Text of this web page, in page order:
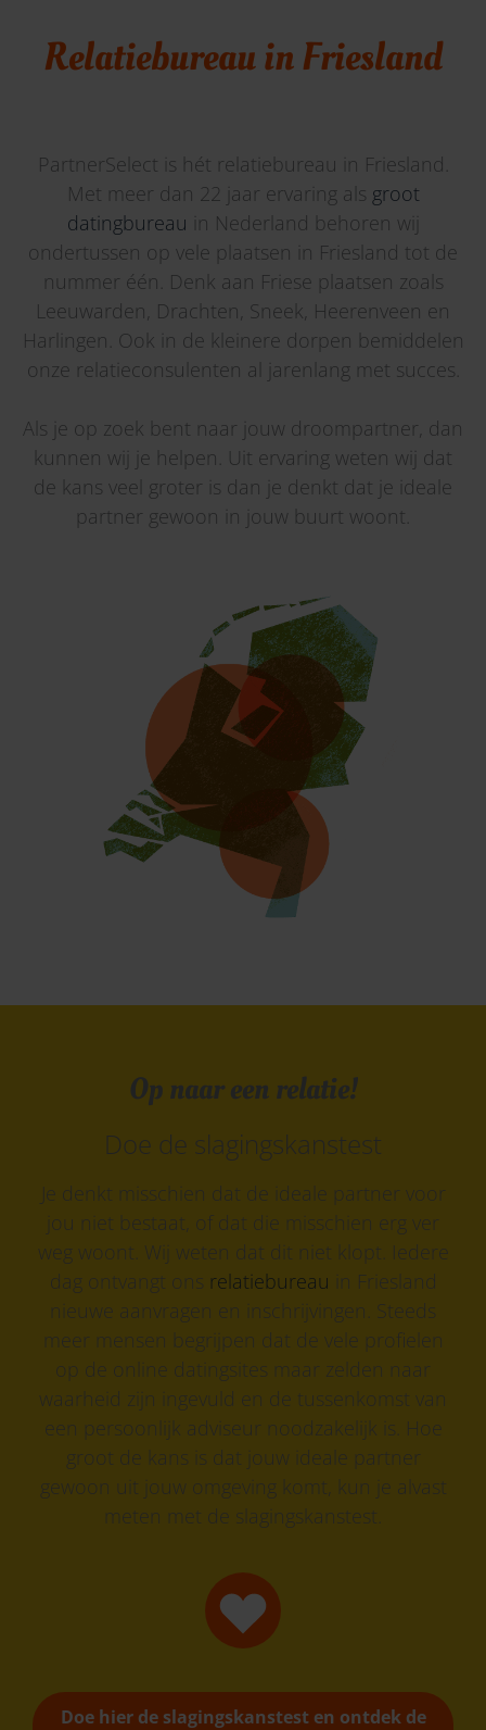
Relatiebureau in Friesland
PartnerSelect is hét relatiebureau in Friesland.
Met meer dan 22 jaar ervaring als groot
datingbureau in Nederland behoren wij
ondertussen op vele plaatsen in Friesland tot de
nummer één. Denk aan Friese plaatsen zoals
Leeuwarden, Drachten, Sneek, Heerenveen en
Harlingen. Ook in de kleinere dorpen bemiddelen
onze relatieconsulenten al jarenlang met succes.
Als je op zoek bent naar jouw droompartner, dan
kunnen wij je helpen. Uit ervaring weten wij dat
de kans veel groter is dan je denkt dat je ideale
partner gewoon in jouw buurt woont.
Op naar een relatie!
Doe de slagingskanstest
Je denkt misschien dat de ideale partner voor
jou niet bestaat, of dat die misschien erg ver
weg woont. Wij weten dat dit niet klopt. Iedere
dag ontvangt ons relatiebureau in Friesland
nieuwe aanvragen en inschrijvingen. Steeds
meer mensen begrijpen dat de vele profielen
op de online datingsites maar zelden naar
waarheid zijn ingevuld en de tussenkomst van
een persoonlijk adviseur noodzakelijk is. Hoe
groot de kans is dat jouw ideale partner
gewoon uit jouw omgeving komt, kun je alvast
meten met de slagingskanstest.
Doe hier de slagingskanstest en ontdek de